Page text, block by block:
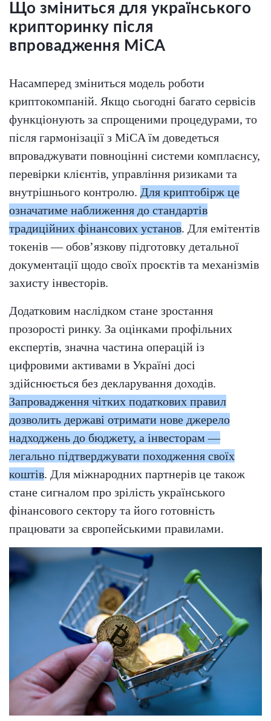
Що зміниться для українського
крипторинку після
впровадження MiCA
Насамперед зміниться модель роботи
криптокомпаній. Якщо сьогодні багато сервісів
функціонують за спрощеними процедурами, то
після гармонізації з MiCA їм доведеться
впроваджувати повноцінні системи комплаєнсу,
перевірки клієнтів, управління ризиками та
внутрішнього контролю. Для криптобірж це
означатиме наближення до стандартів
традиційних фінансових установ. Для емітентів
токенів — обов’язкову підготовку детальної
документації щодо своїх проєктів та механізмів
захисту інвесторів.
Додатковим наслідком стане зростання
прозорості ринку. За оцінками профільних
експертів, значна частина операцій із
цифровими активами в Україні досі
здійснюється без декларування доходів.
Запровадження чітких податкових правил
дозволить державі отримати нове джерело
надходжень до бюджету, а інвесторам —
легально підтверджувати походження своїх
коштів. Для міжнародних партнерів це також
стане сигналом про зрілість українського
фінансового сектору та його готовність
працювати за європейськими правилами.